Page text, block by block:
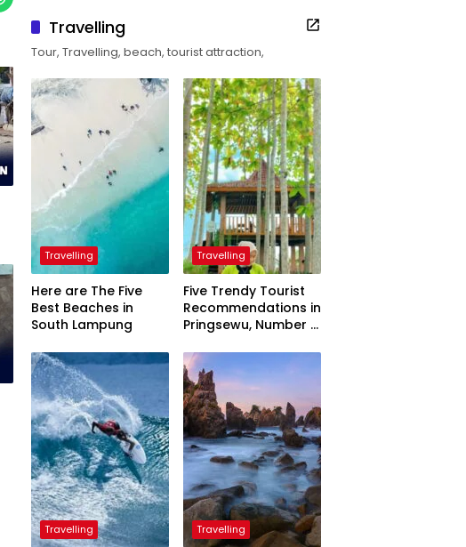
Travelling
Tour, Travelling, beach, tourist attraction,
Travelling
Here are The Five
Best Beaches in
South Lampung
Travelling
Five Trendy Tourist
Recommendations in
Pringsewu, Number 3
President
Travelling Travelling